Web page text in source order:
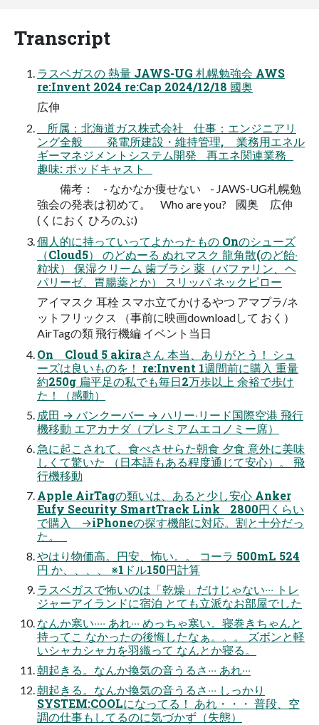
Transcript
ラスベガスの 熱量 JAWS-UG 札幌勉強会 AWS
re:Invent 2024 re:Cap 2024/12/18 國奥
広伸
所属：北海道ガス株式会社 仕事：エンジニアリ
ング全般 発電所建設・維持管理, 業務用エネル
ギーマネジメントシステム開発 再エネ関連業務
趣味: ポッドキャスト
備考： - なかなか痩せない - JAWS-UG札幌勉
強会の発表は初めて。 Who are you? 國奥 広伸
(くにおく ひろのぶ)
個⼈的に持っていってよかったもの Onのシューズ
（Cloud5） のどぬーる ぬれマスク ⿓⾓散(のど飴‧
粒状） 保湿クリーム ⻭ブラシ 薬（バファリン、ヘ
パリーゼ、胃腸薬とか） スリッパ ネックピロー
アイマスク ⽿栓 スマホ⽴てかけるやつ アマプラ/ネ
ットフリックス （事前に映画downloadして おく）
AirTagの類 ⾶⾏機編 イベント当⽇
On Cloud 5 akiraさん 本当、ありがとう！ シュ
ーズは良いものを！ re:Invent 1週間前に購⼊ 重量
約250g 扁平⾜の私でも毎⽇2万歩以上 余裕で歩け
た！（感動）
成⽥ → バンクーバー → ハリー‧リード国際空港 ⾶⾏
機移動 エアカナダ（プレミアムエコノミー席）
急に起こされて、食べさせらた朝食 夕食 意外に美味
しくて驚いた （日本語もある程度通じて安心）。 ⾶
⾏機移動
Apple AirTagの類いは、あると少し安⼼ Anker
Eufy Security SmartTrack Link 2800円くらい
で購入 →iPhoneの探す機能に対応。割と十分だっ
た。
やはり物価高。円安、怖い。。 コーラ 500mL 524
円 か、、、、 ※1ドル150円計算
ラスベガスで怖いのは「乾燥」だけじゃない‧‧‧ トレ
ジャーアイランドに宿泊 とても⽴派なお部屋でした
なんか寒い‧‧‧‧ あれ‧‧‧ めっちゃ寒い。寝巻きちゃんと
持ってこ なかったの後悔したなぁ。。。 ズボンと軽
いシャカシャカを⽻織って なんとか寝る。
朝起きる。なんか換気の⾳うるさ‧‧‧ あれ‧‧‧
朝起きる。なんか換気の⾳うるさ‧‧‧ しっかり
SYSTEM:COOLになってる！ あれ・・・ 普段、空
調の仕事もしてるのに気づかず（失態）